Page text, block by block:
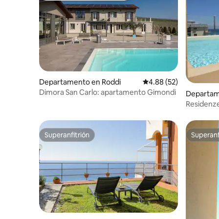
Departamento en Roddi Calificación
4.88 (52)
Dimora San Carlo: apartamento Gimondi
Superanfitrión
Superanfitrión